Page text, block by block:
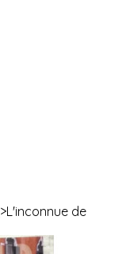
>L'inconnue de